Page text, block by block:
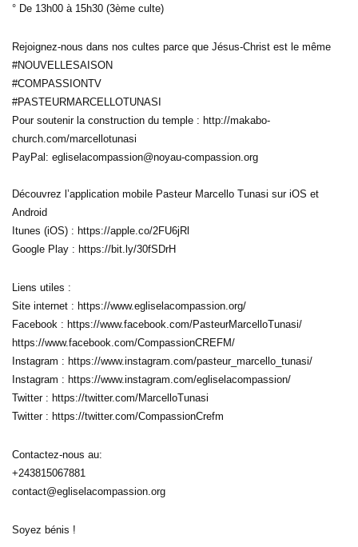
° De 13h00 à 15h30 (3ème culte)
Rejoignez-nous dans nos cultes parce que Jésus-Christ est le même
#NOUVELLESAISON
#COMPASSIONTV
#PASTEURMARCELLOTUNASI
Pour soutenir la construction du temple : http://makabo-
church.com/marcellotunasi
PayPal: egliselacompassion@noyau-compassion.org
Découvrez l’application mobile Pasteur Marcello Tunasi sur iOS et
Android
Itunes (iOS) : https://apple.co/2FU6jRl
Google Play : https://bit.ly/30fSDrH
Liens utiles :
Site internet : https://www.egliselacompassion.org/
Facebook : https://www.facebook.com/PasteurMarcelloTunasi/
https://www.facebook.com/CompassionCREFM/
Instagram : https://www.instagram.com/pasteur_marcello_tunasi/
Instagram : https://www.instagram.com/egliselacompassion/
Twitter : https://twitter.com/MarcelloTunasi
Twitter : https://twitter.com/CompassionCrefm
Contactez-nous au:
+243815067881
contact@egliselacompassion.org
Soyez bénis !